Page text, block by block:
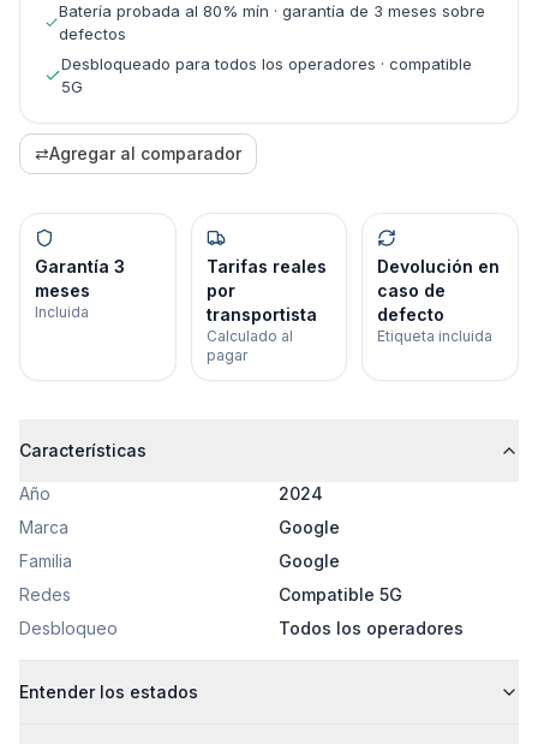
Batería probada al 80% mín · garantía de 3 meses sobre
defectos
Desbloqueado para todos los operadores · compatible
5G
⇄Agregar al comparador
Garantía 3
meses
Incluida
Tarifas reales
por
transportista
Calculado al
pagar
Devolución en
caso de
defecto
Etiqueta incluida
Características
Año
2024
Marca
Google
Familia
Google
Redes
Compatible 5G
Desbloqueo
Todos los operadores
Entender los estados